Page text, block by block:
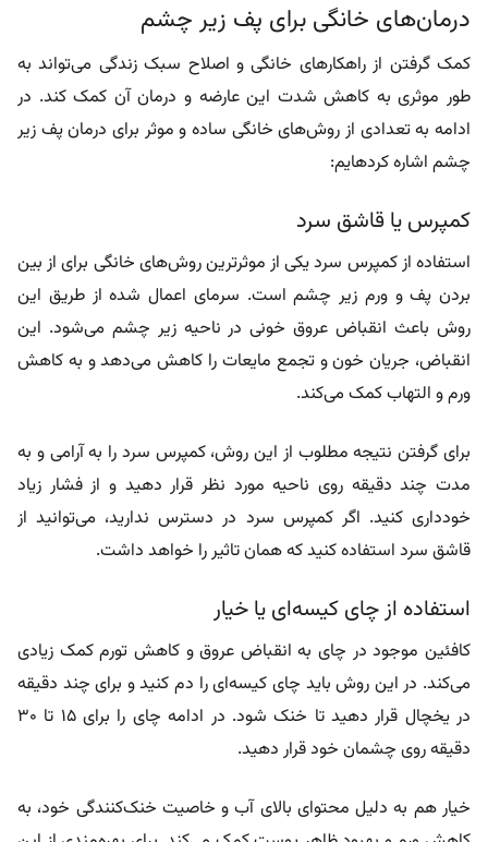
درمان‌های خانگی برای پف زیر چشم
کمک گرفتن از راهکارهای خانگی و اصلاح سبک زندگی می‌تواند به
طور موثری به کاهش شدت این عارضه و درمان آن کمک کند. در
ادامه به تعدادی از روش‌های خانگی ساده و موثر برای درمان پف زیر
چشم اشاره کردهایم:
کمپرس یا قاشق سرد
استفاده از کمپرس سرد یکی از موثرترین روش‌های خانگی برای از بین
بردن پف و ورم زیر چشم است. سرمای اعمال شده از طریق این
روش باعث انقباض عروق خونی در ناحیه زیر چشم می‌شود. این
انقباض، جریان خون و تجمع مایعات را کاهش می‌دهد و به کاهش
ورم و التهاب کمک می‌کند.
برای گرفتن نتیجه مطلوب از این روش، کمپرس سرد را به آرامی و به
مدت چند دقیقه روی ناحیه مورد نظر قرار دهید و از فشار زیاد
خودداری کنید. اگر کمپرس سرد در دسترس ندارید، می‌توانید از
قاشق سرد استفاده کنید که همان تاثیر را خواهد داشت.
استفاده از چای کیسه‌ای یا خیار
کافئین موجود در چای به انقباض عروق و کاهش تورم کمک زیادی
می‌کند. در این روش باید چای کیسه‌ای را دم کنید و برای چند دقیقه
در یخچال قرار دهید تا خنک شود. در ادامه چای را برای 15 تا 30
دقیقه روی چشمان خود قرار دهید.
خیار هم به دلیل محتوای بالای آب و خاصیت خنک‌کنندگی خود، به